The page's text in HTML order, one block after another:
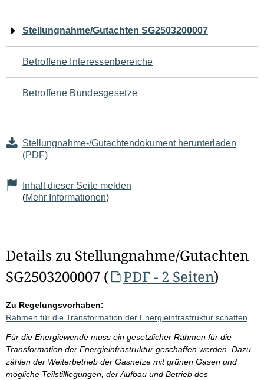
Navigation
für
den
Seiteninhalt
Stellungnahme/Gutachten SG2503200007
Betroffene Interessenbereiche
Betroffene Bundesgesetze
Stellungnahme-/Gutachtendokument herunterladen
(PDF)
Inhalt dieser Seite melden
(Mehr Informationen)
Details zu Stellungnahme/Gutachten
SG2503200007 (
PDF - 2 Seiten)
Zu Regelungsvorhaben:
Rahmen für die Transformation der Energieinfrastruktur schaffen
Für die Energiewende muss ein gesetzlicher Rahmen für die
Transformation der Energieinfrastruktur geschaffen werden. Dazu
zählen der Weiterbetrieb der Gasnetze mit grünen Gasen und
mögliche Teilstilllegungen, der Aufbau und Betrieb des